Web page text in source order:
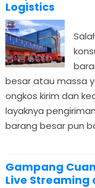
Logistics
besar atau massa
ongkos kirim dan
layaknya
barang besar pun
Gampang
Live Streaming